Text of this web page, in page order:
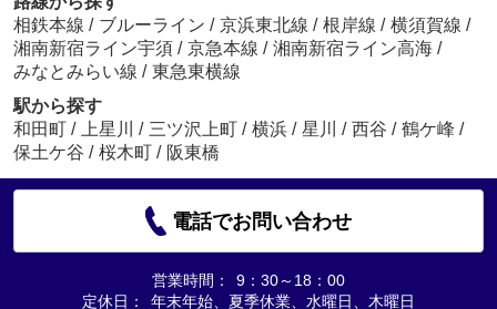
相鉄本線 / ブルーライン / 京浜東北線 / 根岸線 / 横須賀線 /
湘南新宿ライン宇須 / 京急本線 / 湘南新宿ライン高海 /
みなとみらい線 / 東急東横線
駅から探す
和田町 / 上星川 / 三ツ沢上町 / 横浜 / 星川 / 西谷 / 鶴ケ峰 /
保土ケ谷 / 桜木町 / 阪東橋
電話でお問い合わせ
営業時間：
9：30～18：00
定休日：
年末年始、夏季休業、水曜日、木曜日